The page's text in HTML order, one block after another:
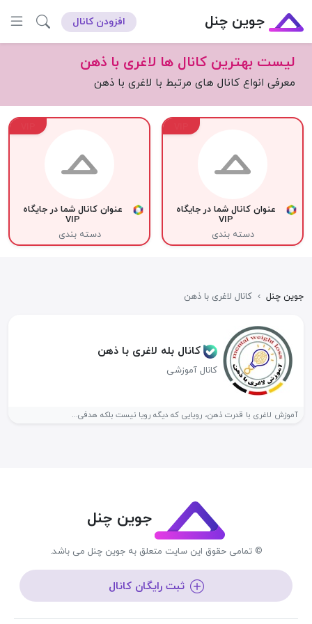
جوین چنل افزودن کانال
لیست بهترین کانال ها لاغری با ذهن
معرفی انواع کانال های مرتبط با لاغری با ذهن
عنوان کانال شما در جایگاه
VIP
دسته بندی
عنوان کانال شما در جایگاه
VIP
دسته بندی
جوین چنل › کانال لاغری با ذهن
کانال بله لاغری با ذهن
کانال آموزشی
آموزش لاغری با قدرت ذهن، رویایی که دیگه رویا نیست بلکه هدفی...
جوین چنل
© تمامی حقوق این سایت متعلق به جوین چنل می باشد.
ثبت رایگان کانال